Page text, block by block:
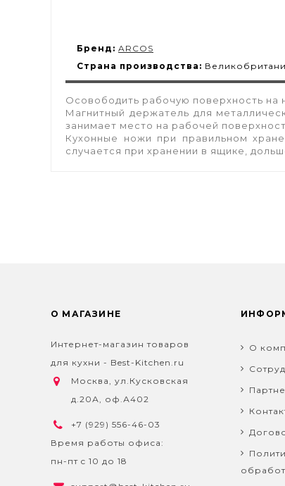
Бренд: ARCOS
Страна производства:
Осовободить рабочую поверхность на
Магнитный держатель для
занимает место на рабочей
Кухонные ножи при правильном
случается при хранении в ящике,
О МАГАЗИНЕ
Интернет-магазин товаров
для кухни - Best-Kitchen.ru
Москва, ул.Кусковская
д.20А, оф.А402
+7 (929) 556-46-03
Время работы офиса:
пн-пт c 10 до 18
О